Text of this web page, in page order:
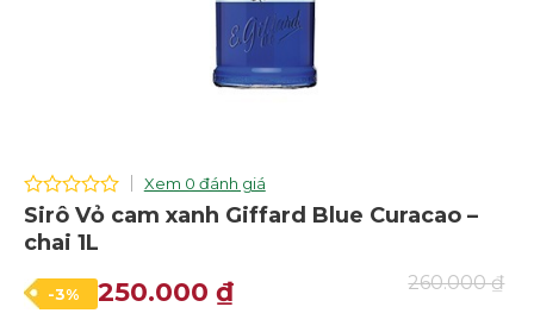
0
out
of
Xem 0 đánh giá
Sirô Vỏ cam xanh Giffard Blue Curacao –
chai 1L
-3% 260.000₫
Giá
250.000₫Giá